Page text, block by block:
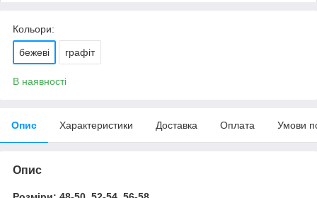
Кольори:
бежеві графіт
В наявності
Опис Характеристики Доставка Оплата Умови
Опис